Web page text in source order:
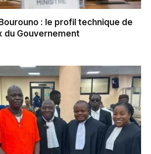
: le profil technique de
du Gouvernement